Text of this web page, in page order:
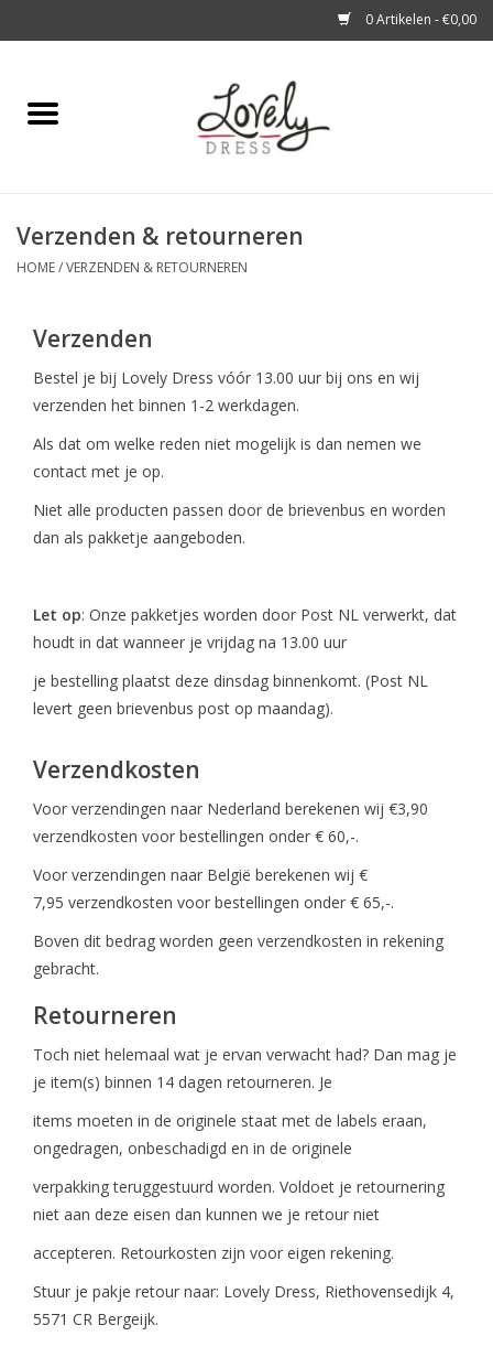
0 Artikelen - €0,00
Home
A story about
Look at You
Verzenden & retourneren
HOME/VERZENDEN & RETOURNEREN
Verzenden
Bestel je bij Lovely Dress vóór 13.00 uur bij ons en wij
verzenden het binnen 1-2 werkdagen.
Als dat om welke reden niet mogelijk is dan nemen we
contact met je op.
Niet alle producten passen door de brievenbus en worden
dan als pakketje aangeboden.
Let op: Onze pakketjes worden door Post NL verwerkt, dat
houdt in dat wanneer je vrijdag na 13.00 uur
je bestelling plaatst deze dinsdag binnenkomt. (Post NL
levert geen brievenbus post op maandag).
Verzendkosten
Voor verzendingen naar Nederland berekenen wij €3,90
verzendkosten voor bestellingen onder € 60,-.
Voor verzendingen naar België berekenen wij €
7,95 verzendkosten voor bestellingen onder € 65,-.
Boven dit bedrag worden geen verzendkosten in rekening
gebracht.
Retourneren
Toch niet helemaal wat je ervan verwacht had? Dan mag je
je item(s) binnen 14 dagen retourneren. Je
items moeten in de originele staat met de labels eraan,
ongedragen, onbeschadigd en in de originele
verpakking teruggestuurd worden. Voldoet je retournering
niet aan deze eisen dan kunnen we je retour niet
accepteren. Retourkosten zijn voor eigen rekening.
Stuur je pakje retour naar: Lovely Dress, Riethovensedijk 4,
5571 CR Bergeijk.